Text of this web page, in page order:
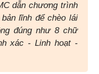
dẫn chương trình
lĩnh để chèo lái
đúng như 8 chữ
xác - Linh hoạt -